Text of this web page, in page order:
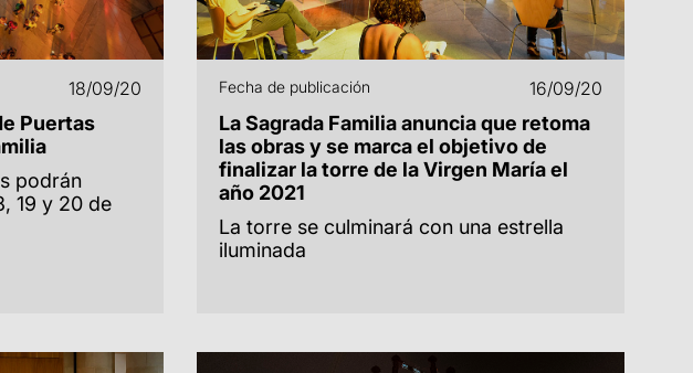
18/09/20
Puertas
podrán
19 y 20 de
Fecha de publicación 16/09/20
La Sagrada Familia anuncia que retoma
las obras y se marca el objetivo de
finalizar la torre de la Virgen María el
año 2021
La torre se culminará con una estrella
iluminada